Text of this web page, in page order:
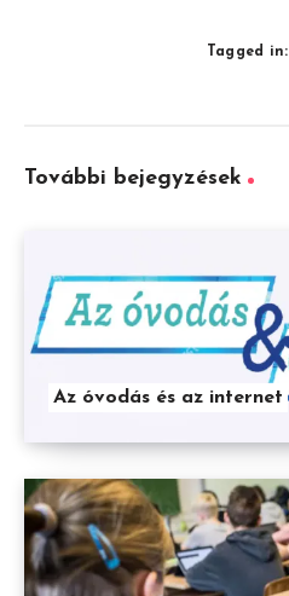
Tagged in:
További bejegyzések
Az óvodás és az internet